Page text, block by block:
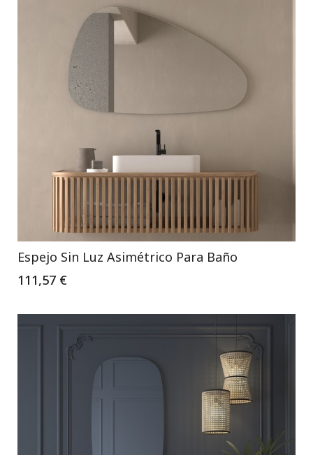
Espejo Sin Luz Asimétrico Para Baño
111,57 €